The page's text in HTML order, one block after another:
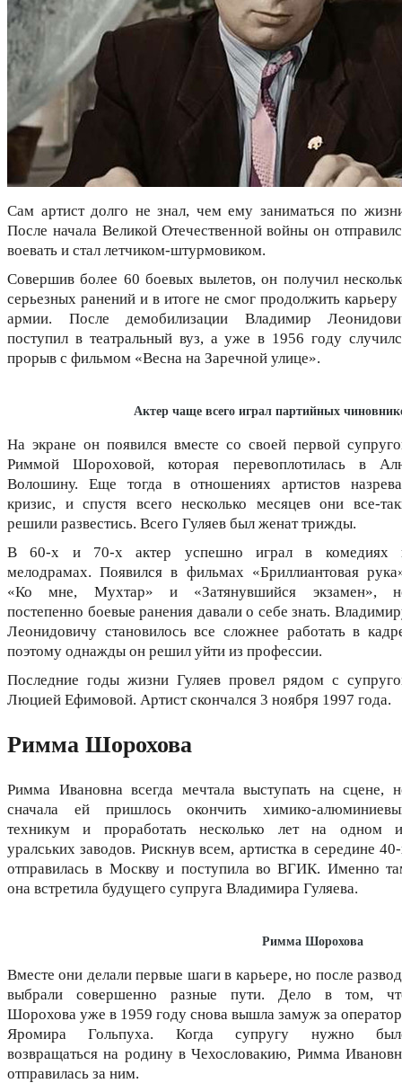
Сам артист долго не знал, чем ему заниматься по
После начала Великой Отечественной войны он
воевать и стал летчиком-штурмовиком.
Совершив более 60 боевых вылетов, он получил
серьезных ранений и в итоге не смог продолжить карьеру
армии. После демобилизации Владимир
поступил в театральный вуз, а уже в 1956 году
прорыв с фильмом «Весна на Заречной улице».
Актер чаще всего играл партийных
На экране он появился вместе со своей первой
Риммой Шороховой, которая перевоплотилась в
Волошину. Еще тогда в отношениях артистов
кризис, и спустя всего несколько месяцев они все-
решили развестись. Всего Гуляев был женат трижды.
В 60-х и 70-х актер успешно играл в комедиях
мелодрамах. Появился в фильмах «Бриллиантовая
«Ко мне, Мухтар» и «Затянувшийся экзамен»,
постепенно боевые ранения давали о себе знать.
Леонидовичу становилось все сложнее работать в
поэтому однажды он решил уйти из профессии.
Последние годы жизни Гуляев провел рядом с
Люцией Ефимовой. Артист скончался 3 ноября 1997 года.
Римма Шорохова
Римма Ивановна всегда мечтала выступать на сцене,
сначала ей пришлось окончить химико-
техникум и проработать несколько лет на одном
уралських заводов. Рискнув всем, артистка в середине
отправилась в Москву и поступила во ВГИК. Именно
она встретила будущего супруга Владимира Гуляева.
Римма Шорохова
Вместе они делали первые шаги в карьере, но после
выбрали совершенно разные пути. Дело в том,
Шорохова уже в 1959 году снова вышла замуж за
Яромира Гольпуха. Когда супругу нужно
возвращаться на родину в Чехословакию, Римма
отправилась за ним.